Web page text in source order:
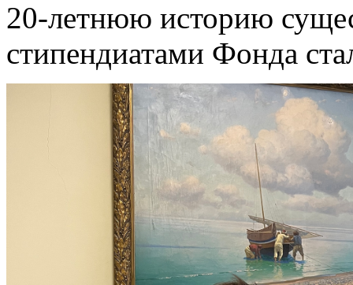
20-летнюю историю
стипендиатами Фонда